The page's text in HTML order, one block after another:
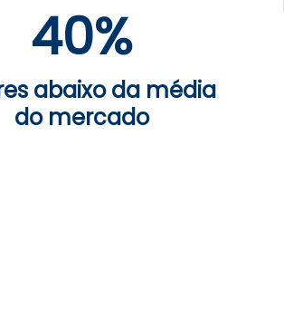
40%
abaixo da média
do mercado